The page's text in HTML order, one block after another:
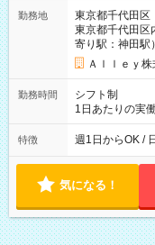
勤務地
東京都千代田区
東京都千代田区
寄り駅：神田駅）
Ａｌｌｅｙ株
勤務時間
シフト制
1日あたりの実
実働時間：1-5
能！ └平日・土
18:00 など
特徴 週1日からOK /
気になる！